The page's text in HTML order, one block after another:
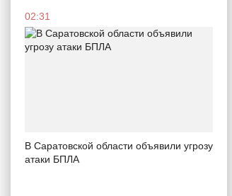
02:31
В Саратовской области объявили угрозу
атаки БПЛА